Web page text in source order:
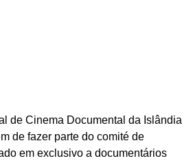
de Cinema Documental da Islândia
de fazer parte do comité de
em exclusivo a documentários